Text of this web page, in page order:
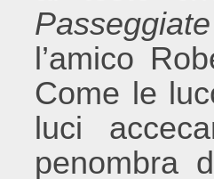
l’amico
Come le
luci
penombra